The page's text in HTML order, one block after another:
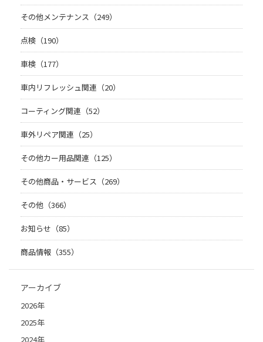
その他メンテナンス（249）
点検（190）
車検（177）
車内リフレッシュ関連（20）
コーティング関連（52）
車外リペア関連（25）
その他カー用品関連（125）
その他商品・サービス（269）
その他（366）
お知らせ（85）
商品情報（355）
アーカイブ
2026年
2025年
2024年